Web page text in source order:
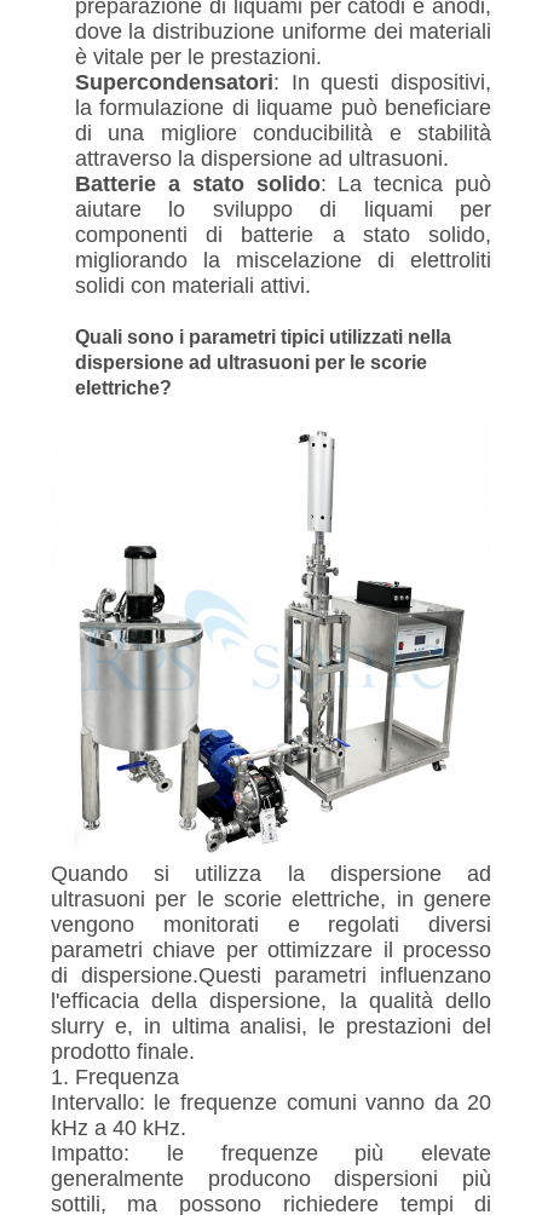
preparazione di liquami per catodi e anodi,
dove la distribuzione uniforme dei materiali
è vitale per le prestazioni.
Supercondensatori: In questi dispositivi,
la formulazione di liquame può beneficiare
di una migliore conducibilità e stabilità
attraverso la dispersione ad ultrasuoni.
Batterie a stato solido: La tecnica può
aiutare lo sviluppo di liquami per
componenti di batterie a stato solido,
migliorando la miscelazione di elettroliti
solidi con materiali attivi.
Quali sono i parametri tipici utilizzati nella
dispersione ad ultrasuoni per le scorie
elettriche?
Quando si utilizza la dispersione ad
ultrasuoni per le scorie elettriche, in genere
vengono monitorati e regolati diversi
parametri chiave per ottimizzare il processo
di dispersione.Questi parametri influenzano
l'efficacia della dispersione, la qualità dello
slurry e, in ultima analisi, le prestazioni del
prodotto finale.
1. Frequenza
Intervallo: le frequenze comuni vanno da 20
kHz a 40 kHz.
Impatto: le frequenze più elevate
generalmente producono dispersioni più
sottili, ma possono richiedere tempi di